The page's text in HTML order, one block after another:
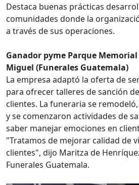
Destaca buenas prácticas
comunidades donde la
a través de sus operaciones.
Ganador pyme Parque Memorial
Miguel (Funerales Guatemala)
La empresa adaptó la oferta de
para ofrecer talleres de sanción
clientes. La funeraria se
y se comenzaron actividades de
saber manejar emociones en
"Tratamos de mejorar calidad de
clientes", dijo Maritza de
Funerales Guatemala.